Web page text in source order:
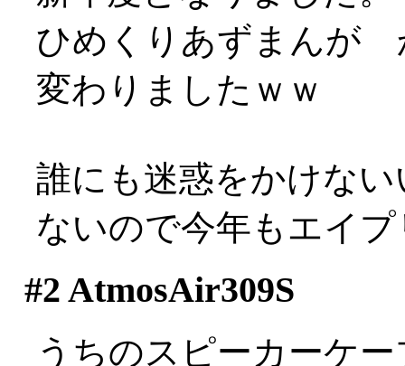
ひめくりあずまん
変わりましたｗｗ
誰にも迷惑をかけな
ないので今年もエイ
#2 AtmosAir309S
うちのスピーカーケ